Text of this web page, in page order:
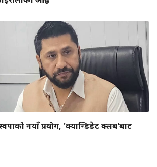
नयाँ प्रयोग, 'क्यान्डिडेट क्लब'बाट